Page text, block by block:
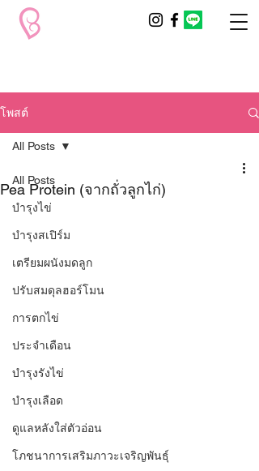
โพสต์
All Posts
บำรุงไข่
บำรุงสเปิร์ม
เตรียมผนังมดลูก
ปรับสมดุลฮอร์โมน
การตกไข่
ประจำเดือน
บำรุงรังไข่
บำรุงเลือด
ดูแลหลังใส่ตัวอ่อน
โภชนาการเสริมภาวะเจริญพันธุ์
All Posts
Pea Protein (จากถั่วลูกไก่)